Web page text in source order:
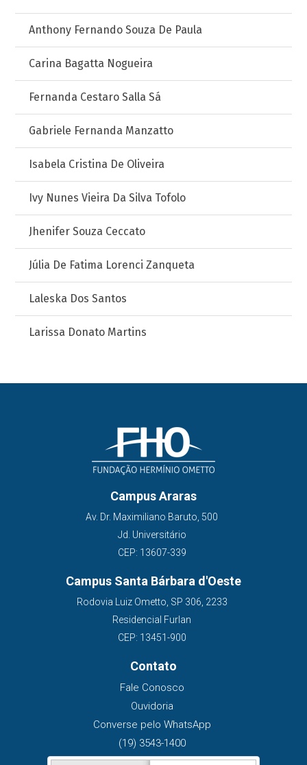
Anthony Fernando Souza De Paula
Carina Bagatta Nogueira
Fernanda Cestaro Salla Sá
Gabriele Fernanda Manzatto
Isabela Cristina De Oliveira
Ivy Nunes Vieira Da Silva Tofolo
Jhenifer Souza Ceccato
Júlia De Fatima Lorenci Zanqueta
Laleska Dos Santos
Larissa Donato Martins
Campus Araras
Av. Dr. Maximiliano Baruto, 500
Jd. Universitário
CEP: 13607-339
Campus Santa Bárbara d'Oeste
Rodovia Luiz Ometto, SP 306, 2233
Residencial Furlan
CEP: 13451-900
Contato
Fale Conosco
Ouvidoria
Converse pelo WhatsApp
(19) 3543-1400